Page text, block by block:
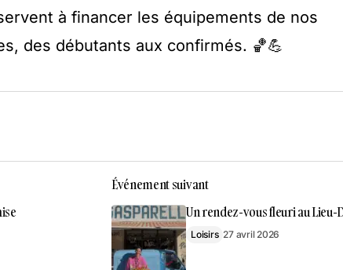
à financer les équipements de nos
des débutants aux confirmés. 🏀💪
Événement suivant
Un rendez-vous fleuri au Lieu-
Loisirs 27 avril 2026